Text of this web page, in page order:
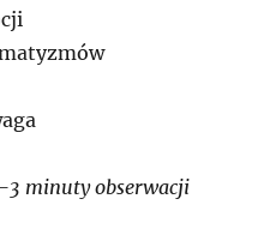
minuty obserwacji